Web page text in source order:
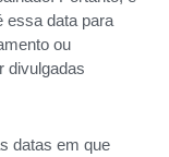
essa data para
ou
divulgadas
datas em que